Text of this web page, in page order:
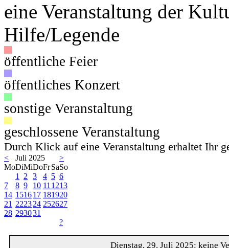
eine Veranstaltung der
Hilfe/Legende
öffentliche Feier
öffentliches Konzert
sonstige Veranstaltung
geschlossene Veranstaltung
Durch Klick auf eine Veranstaltung erhaltet Ihr
< Juli 2025
>
MoDiMiDoFrSaSo
1
2 3 4 5 6
7
8 9 10 11 1213
14 151617 181920
21 222324 252627
28 293031
?
Dienstag, 29. Juli 2025: keine